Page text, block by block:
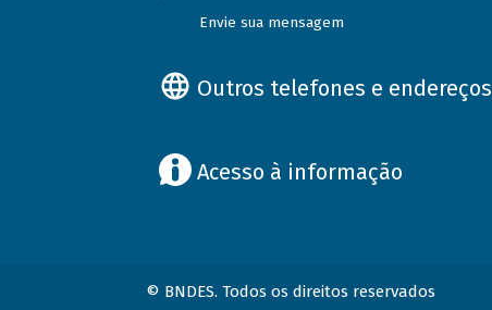
Envie sua mensagem
Outros telefones e endereços
Acesso à informação
© BNDES. Todos os direitos reservados